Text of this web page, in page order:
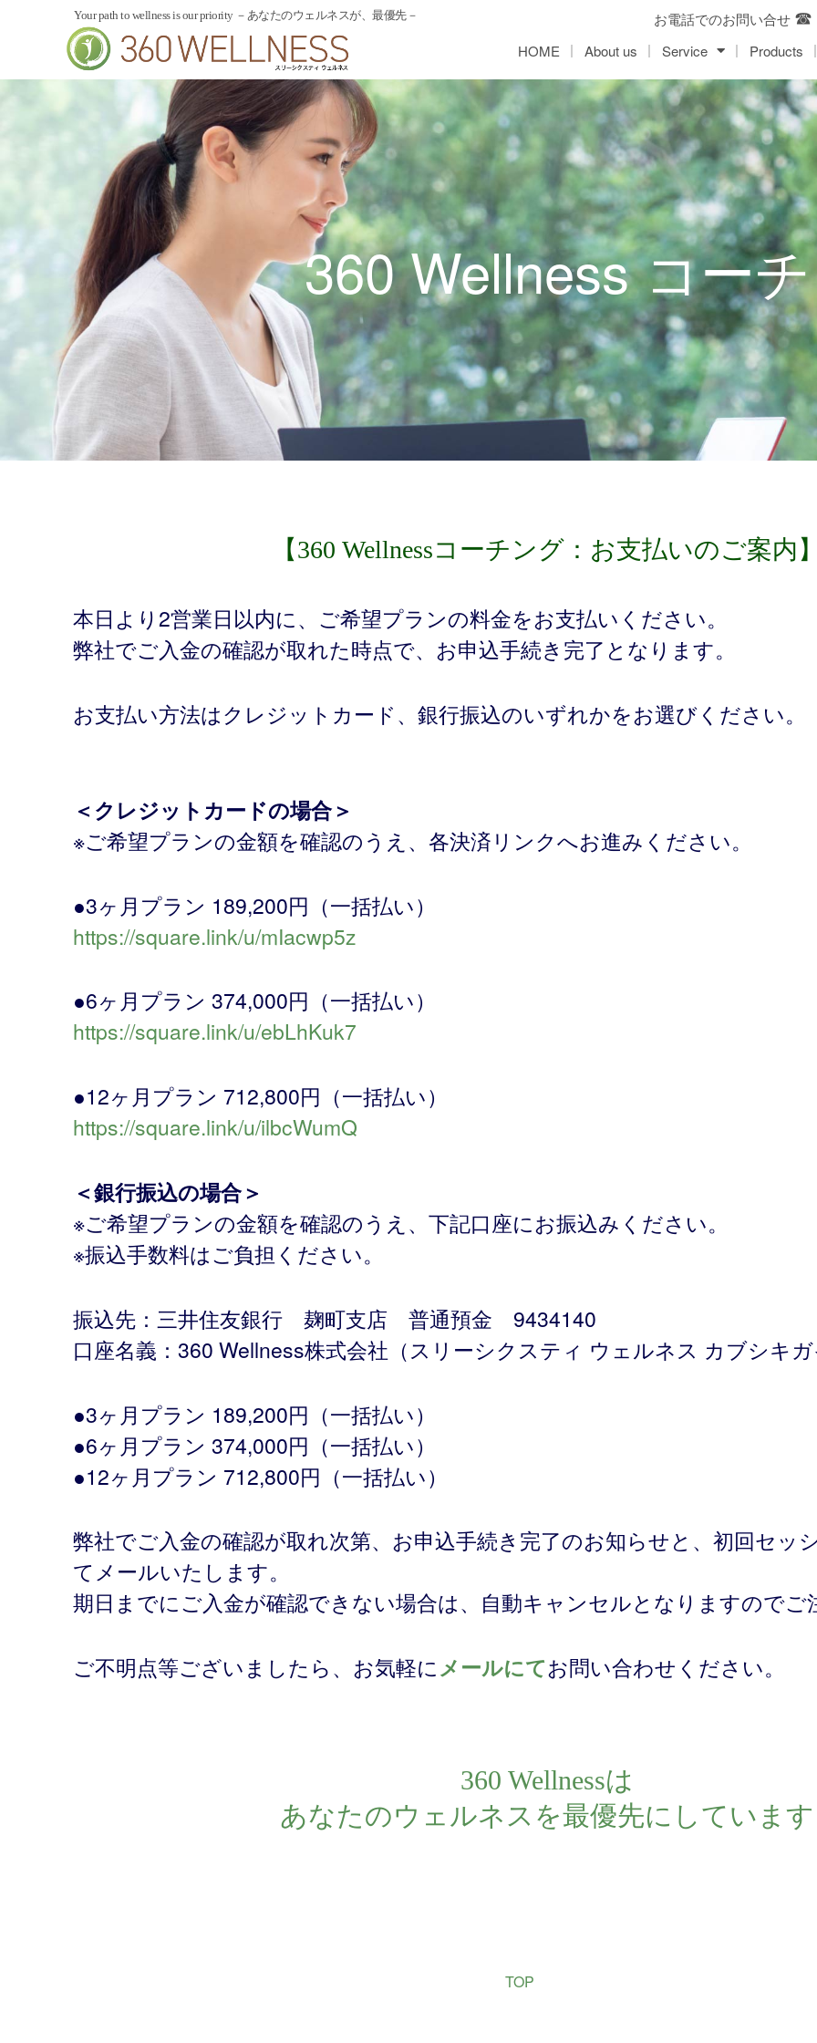
ス
Your path to wellness is our priority －あなたのウェルネスが、最優先－ お電話でのお問い合せ ☎
HOME About us Service Products
360 Wellness コー
【360 Wellnessコーチング：お支払いのご案内
本日より2営業日以内に、ご希望プランの料金をお支払いください。
弊社でご入金の確認が取れた時点で、お申込手続き完了となります。
お支払い方法はクレジットカード、銀行振込のいずれかをお選びください。
＜クレジットカードの場合＞
※ご希望プランの金額を確認のうえ、各決済リンクへお進みください。
●3ヶ月プラン 189,200円（一括払い）
https://square.link/u/mIacwp5z
●6ヶ月プラン 374,000円（一括払い）
https://square.link/u/ebLhKuk7
●12ヶ月プラン 712,800円（一括払い）
https://square.link/u/ilbcWumQ
＜銀行振込の場合＞
※ご希望プランの金額を確認のうえ、下記口座にお振込みください。
※振込手数料はご負担ください。
振込先：三井住友銀行 麹町支店 普通預金 9434140
口座名義：360 Wellness株式会社（スリーシクスティ ウェルネス カブシキ
●3ヶ月プラン 189,200円（一括払い）
●6ヶ月プラン 374,000円（一括払い）
●12ヶ月プラン 712,800円（一括払い）
弊社でご入金の確認が取れ次第、お申込手続き完了のお知らせと、初回セッ
てメールいたします。
期日までにご入金が確認できない場合は、自動キャンセルとなりますのでご
ご不明点等ございましたら、お気軽にメールにてお問い合わせください。
360 Wellnessは
あなたのウェルネスを最優先にしています
TOP